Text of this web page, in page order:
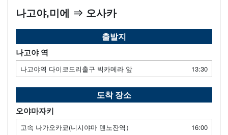
나고야,미에 ⇒ 오사카
출발지
나고야 역
나고야역 다이코도리출구 빅카메라 앞 13:30
도착 장소
오야마자키
고속 나가오카쿄(니시야마 덴노잔역）
16:00